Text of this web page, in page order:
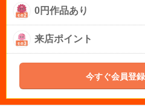
0円作品あり
来店ポイント
今すぐ会員登